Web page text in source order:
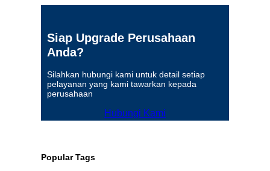
Siap Upgrade Perusahaan
Anda?
Silahkan hubungi kami untuk detail setiap
pelayanan yang kami tawarkan kepada
perusahaan
Hubungi Kami
Popular Tags